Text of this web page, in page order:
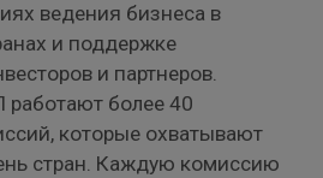
ведения бизнеса в
и поддержке
и партнеров.
более 40
которые охватывают
стран. Каждую комиссию